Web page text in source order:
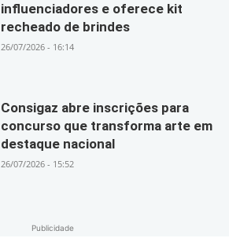
influenciadores e oferece kit
recheado de brindes
26/07/2026 - 16:14
Consigaz abre inscrições para
concurso que transforma arte em
destaque nacional
26/07/2026 - 15:52
Publicidade